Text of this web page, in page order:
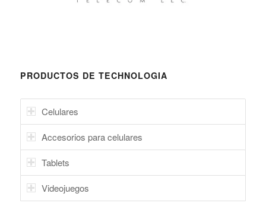
PRODUCTOS DE TECHNOLOGIA
Celulares
Accesorios para celulares
Tablets
Videojuegos